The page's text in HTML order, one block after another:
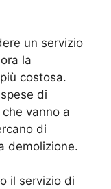
un servizio
la
costosa.
di
vanno a
di
demolizione.
il servizio di